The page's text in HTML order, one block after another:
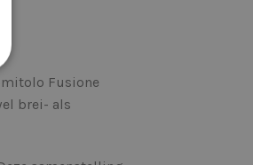
Fusione
brei- als